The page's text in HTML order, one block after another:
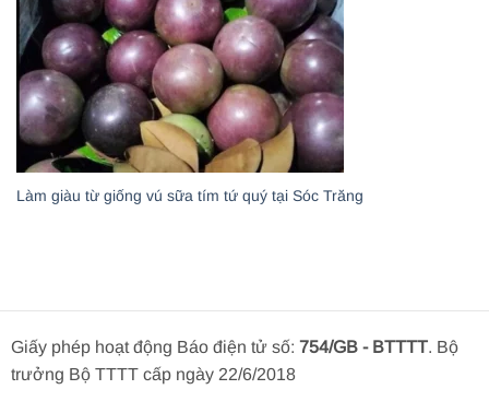
Làm giàu từ giống vú sữa tím tứ quý tại Sóc Trăng
Giấy phép hoạt động Báo điện tử số: 754/GB - BTTTT. Bộ
trưởng Bộ TTTT cấp ngày 22/6/2018